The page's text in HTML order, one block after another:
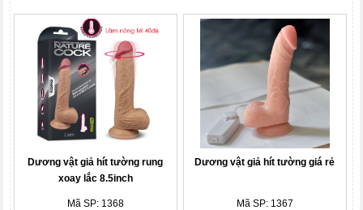
Dương vật giả hít tường rung
xoay lắc 8.5inch
Mã SP: 1368
Dương vật giả hít tường giá rẻ
Mã SP: 1367